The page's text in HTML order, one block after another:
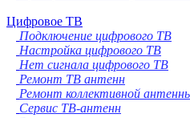
Цифровое ТВ
Подключение цифрового ТВ
Настройка цифрового ТВ
Нет сигнала цифрового ТВ
Ремонт ТВ антенн
Ремонт коллективной
Сервис ТВ-антенн